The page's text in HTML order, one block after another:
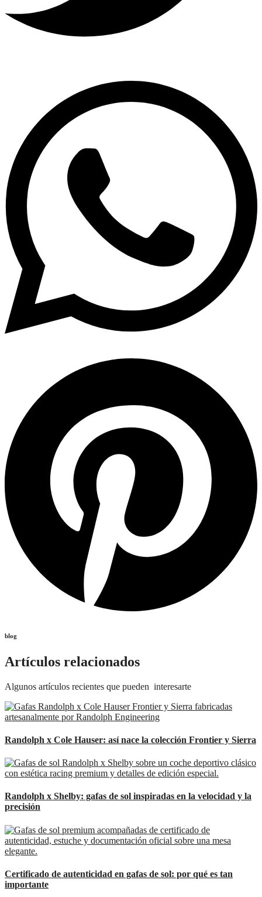
blog
Artículos relacionados
Algunos artículos recientes que pueden interesarte
Randolph x Cole Hauser: así nace la colección Frontier y Sierra
Randolph x Shelby: gafas de sol inspiradas en la velocidad y la
precisión
Certificado de autenticidad en gafas de sol: por qué es tan
importante